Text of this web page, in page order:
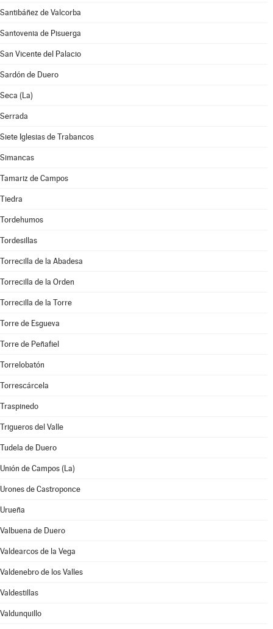
Santibáñez de Valcorba
Santovenia de Pisuerga
San Vicente del Palacio
Sardón de Duero
Seca (La)
Serrada
Siete Iglesias de Trabancos
Simancas
Tamariz de Campos
Tiedra
Tordehumos
Tordesillas
Torrecilla de la Abadesa
Torrecilla de la Orden
Torrecilla de la Torre
Torre de Esgueva
Torre de Peñafiel
Torrelobatón
Torrescárcela
Traspinedo
Trigueros del Valle
Tudela de Duero
Unión de Campos (La)
Urones de Castroponce
Urueña
Valbuena de Duero
Valdearcos de la Vega
Valdenebro de los Valles
Valdestillas
Valdunquillo